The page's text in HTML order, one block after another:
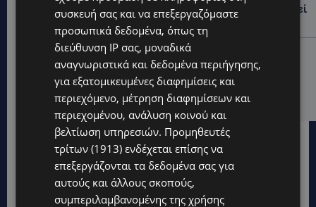
φωτιά σε ιστορική μπυραρία – Η Αστυνομία αναζητεί
το κίνητρο
UPDATES
ΛΑΤΣΙΑ-ΓΕΡΙ: Στο επίκεντρο η δημιουργία δομών για
ασυνόδευτους ανήλικους – Αντιδρά ο Δήμος,
στηρίζει υπό προϋποθέσεις το Κίνημα Οικολόγων
συσκευή σας και να επεξεργαζόμαστε
προσωπικά δεδομένα, όπως τη
διεύθυνση IP σας, μοναδικά
αναγνωριστικά και δεδομένα περιήγησης,
για εξατομικευμένες διαφημίσεις και
περιεχόμενο, μέτρηση διαφημίσεων και
περιεχομένου, ανάλυση κοινού και
βελτίωση υπηρεσιών. Προμηθευτές
τρίτων (1913) ενδέχεται επίσης να
επεξεργάζονται τα δεδομένα σας για
αυτούς και άλλους σκοπούς,
συμπεριλαμβανομένης της χρήσης